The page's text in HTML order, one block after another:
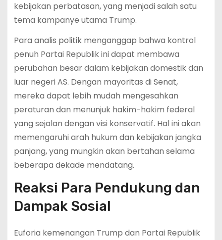
kebijakan perbatasan, yang menjadi salah satu
tema kampanye utama Trump.
Para analis politik menganggap bahwa kontrol
penuh Partai Republik ini dapat membawa
perubahan besar dalam kebijakan domestik dan
luar negeri AS. Dengan mayoritas di Senat,
mereka dapat lebih mudah mengesahkan
peraturan dan menunjuk hakim-hakim federal
yang sejalan dengan visi konservatif. Hal ini akan
memengaruhi arah hukum dan kebijakan jangka
panjang, yang mungkin akan bertahan selama
beberapa dekade mendatang.
Reaksi Para Pendukung dan
Dampak Sosial
Euforia kemenangan Trump dan Partai Republik